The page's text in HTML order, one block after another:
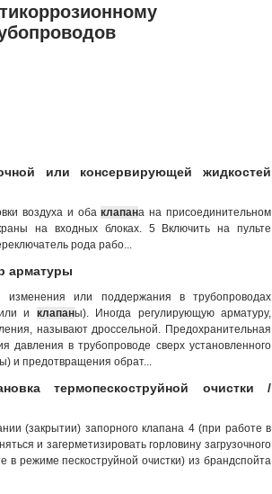
или консервирующей жидкостей
воздуха и обаклапана на присоединительном
на входных блоках. 5 Включить на пульте
рода рабо...
арматуры
изменения или поддержания в трубопроводах
и клапаны). Иногда регулирующую арматуру,
называют дроссельной. Предохранительная
в трубопроводе сверх установленного
и предотвращения обрат...
термопескоструйной очистки /
(закрытии) запорного клапана 4 (при работе в
и загерметизировать горловину загрузочного
режиме пескоструйной очистки) из брандспойта